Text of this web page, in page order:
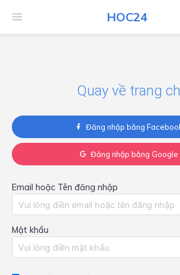
HOC24
HOC24
Quay về trang
Đăng nhập bằng
Đăng nhập bằng Google
Email hoặc Tên đăng nhập
Mật khẩu